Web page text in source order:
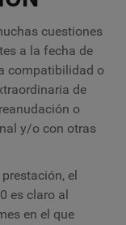
cuestiones
a la fecha de
compatibilidad o
de
o
y/o con otras
el
es claro al
en el que